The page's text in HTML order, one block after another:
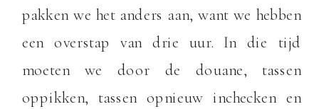
pakken we het anders aan, want we hebben
een overstap van drie uur. In die tijd
moeten we door de douane, tassen
oppikken, tassen opnieuw inchecken en